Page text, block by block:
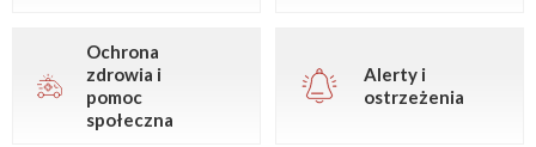
Ochrona
zdrowia i
pomoc
społeczna
Alerty i
ostrzeżenia